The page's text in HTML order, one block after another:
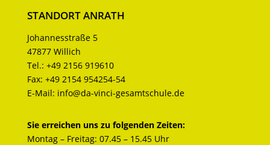
STANDORT ANRATH
Johannesstraße 5
47877 Willich
Tel.: +49 2156 919610
Fax: +49 2154 954254-54
E-Mail: info@da-vinci-gesamtschule.de
Sie erreichen uns zu folgenden Zeiten:
Montag – Freitag: 07.45 – 15.45 Uhr